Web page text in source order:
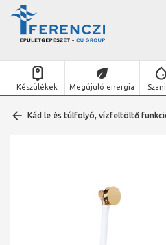
Készülékek Megújuló energia
Kád le és túlfolyó, vízfeltöltő